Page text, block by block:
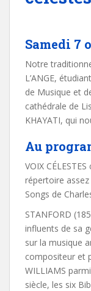
Samedi 7
Notre
L’ANGE,
de Musique et
cathédrale de
KHAYATI, qui
Au
VOIX
répertoire
Songs de
STANFORD
influents de sa
sur la musique
compositeur et
WILLIAMS
siècle, les six